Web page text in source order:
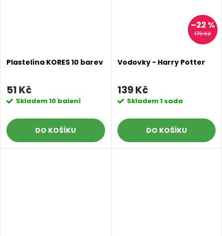
Plastelína KORES 10 barev
51 Kč
Skladem10 balení
DO KOŠÍKU
179 Kč
–22 %
Vodovky - Harry Potter
139 Kč
Skladem1 sada
DO KOŠÍKU